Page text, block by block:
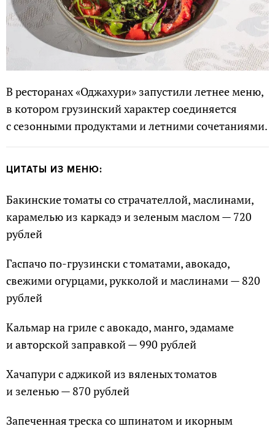
В ресторанах «Оджахури» запустили летнее меню,
в котором грузинский характер соединяется
с сезонными продуктами и летними сочетаниями.
ЦИТАТЫ ИЗ МЕНЮ:
Бакинские томаты со страчателлой, маслинами,
карамелью из каркадэ и зеленым маслом — 720
рублей
Гаспачо по-грузински с томатами, авокадо,
свежими огурцами, рукколой и маслинами — 820
рублей
Кальмар на гриле с авокадо, манго, эдамаме
и авторской заправкой — 990 рублей
Хачапури с аджикой из вяленых томатов
и зеленью — 870 рублей
Запеченная треска со шпинатом и икорным